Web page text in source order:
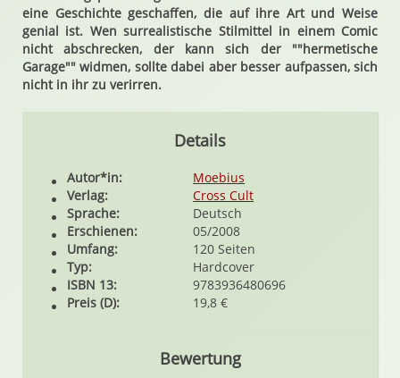
eine Geschichte geschaffen, die auf ihre Art und Weise
genial ist. Wen surrealistische Stilmittel in einem Comic
nicht abschrecken, der kann sich der ""hermetische
Garage"" widmen, sollte dabei aber besser aufpassen, sich
nicht in ihr zu verirren.
Details
Autor*in:
Moebius
Verlag:
Cross Cult
Sprache:
Deutsch
Erschienen:
05/2008
Umfang:
120 Seiten
Typ:
Hardcover
ISBN 13:
9783936480696
Preis (D):
19,8 €
Bewertung